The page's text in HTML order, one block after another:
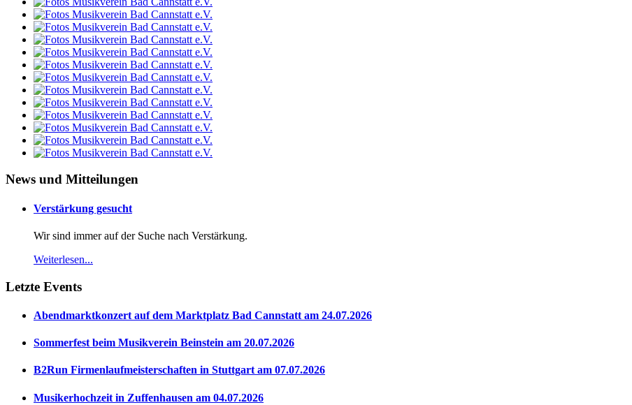
News und Mitteilungen
Verstärkung gesucht
Wir sind immer auf der Suche nach Verstärkung.
Weiterlesen...
Letzte Events
Abendmarktkonzert auf dem Marktplatz Bad Cannstatt am 24.07.2026
Sommerfest beim Musikverein Beinstein am 20.07.2026
B2Run Firmenlaufmeisterschaften in Stuttgart am 07.07.2026
Musikerhochzeit in Zuffenhausen am 04.07.2026